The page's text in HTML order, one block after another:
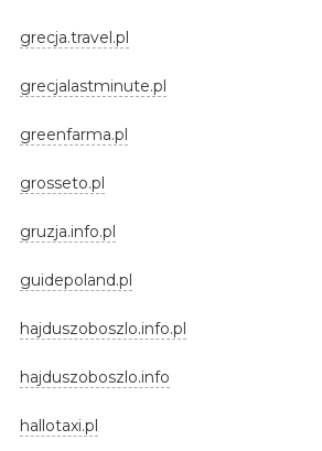
grecja.travel.pl
grecjalastminute.pl
greenfarma.pl
grosseto.pl
gruzja.info.pl
guidepoland.pl
hajduszoboszlo.info.pl
hajduszoboszlo.info
hallotaxi.pl